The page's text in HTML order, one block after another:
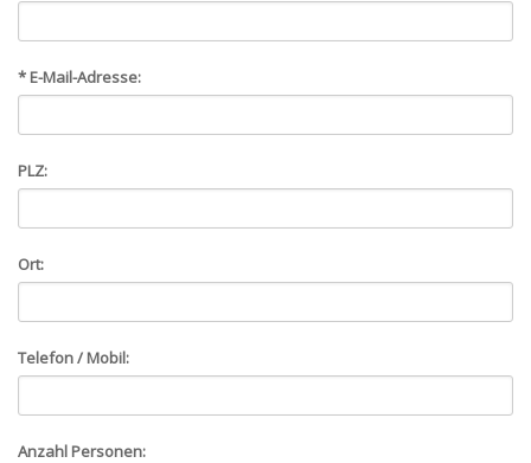
* E-Mail-Adresse:
PLZ:
Ort:
Telefon / Mobil:
Anzahl Personen: